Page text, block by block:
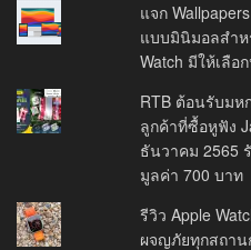
แจก
แบบมินิมอลสำห
Watch มีให้เลือ
RTB ต้อนรับมห
ลูกค้าที่ซื้อหูฟัง
ธันวาคม 2565
มูลค่า 700 บาท
รีวิว Apple
ผจญภัยทุกสถา